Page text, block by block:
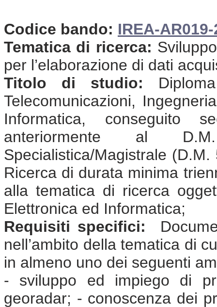
Codice bando: IREA-
Tematica di ricerca:
per l’elaborazione di dati
Titolo di studio:
Telecomunicazioni,
Informatica, conseguito
anteriormente al
Specialistica/Magistrale
Ricerca di durata minima
alla tematica di ricerca
Elettronica ed Informatica;
Requisiti specifici:
nell’ambito della tematica di
in almeno uno dei seguenti
- sviluppo ed impiego di
georadar; - conoscenza dei